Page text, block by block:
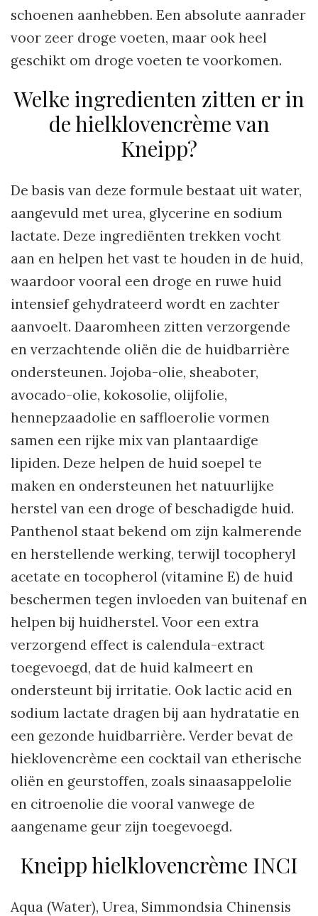
schoenen aanhebben. Een absolute aanrader
voor zeer droge voeten, maar ook heel
geschikt om droge voeten te voorkomen.
Welke ingredienten zitten er in
de hielklovencrème van
Kneipp?
De basis van deze formule bestaat uit water,
aangevuld met urea, glycerine en sodium
lactate. Deze ingrediënten trekken vocht
aan en helpen het vast te houden in de huid,
waardoor vooral een droge en ruwe huid
intensief gehydrateerd wordt en zachter
aanvoelt. Daaromheen zitten verzorgende
en verzachtende oliën die de huidbarrière
ondersteunen. Jojoba-olie, sheaboter,
avocado-olie, kokosolie, olijfolie,
hennepzaadolie en saffloerolie vormen
samen een rijke mix van plantaardige
lipiden. Deze helpen de huid soepel te
maken en ondersteunen het natuurlijke
herstel van een droge of beschadigde huid.
Panthenol staat bekend om zijn kalmerende
en herstellende werking, terwijl tocopheryl
acetate en tocopherol (vitamine E) de huid
beschermen tegen invloeden van buitenaf en
helpen bij huidherstel. Voor een extra
verzorgend effect is calendula-extract
toegevoegd, dat de huid kalmeert en
ondersteunt bij irritatie. Ook lactic acid en
sodium lactate dragen bij aan hydratatie en
een gezonde huidbarrière. Verder bevat de
hieklovencrème een cocktail van etherische
oliën en geurstoffen, zoals sinaasappelolie
en citroenolie die vooral vanwege de
aangename geur zijn toegevoegd.
Kneipp hielklovencrème INCI
Aqua (Water), Urea, Simmondsia Chinensis